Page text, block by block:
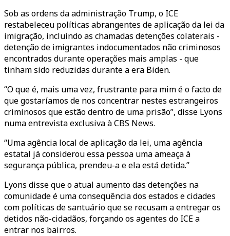
Sob as ordens da administração Trump, o ICE
restabeleceu políticas abrangentes de aplicação da lei da
imigração, incluindo as chamadas detenções colaterais -
detenção de imigrantes indocumentados não criminosos
encontrados durante operações mais amplas - que
tinham sido reduzidas durante a era Biden.
“O que é, mais uma vez, frustrante para mim é o facto de
que gostaríamos de nos concentrar nestes estrangeiros
criminosos que estão dentro de uma prisão”, disse Lyons
numa entrevista exclusiva à CBS News.
“Uma agência local de aplicação da lei, uma agência
estatal já considerou essa pessoa uma ameaça à
segurança pública, prendeu-a e ela está detida.”
Lyons disse que o atual aumento das detenções na
comunidade é uma consequência dos estados e cidades
com políticas de santuário que se recusam a entregar os
detidos não-cidadãos, forçando os agentes do ICE a
entrar nos bairros.